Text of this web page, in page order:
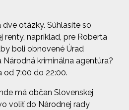
otázky. Súhlasíte so
renty, napríklad, pre Roberta
boli obnovené Úrad
kriminálna agentúra?
od 7:00 do 22:00.
má občan Slovenskej
voliť do Národnej rady